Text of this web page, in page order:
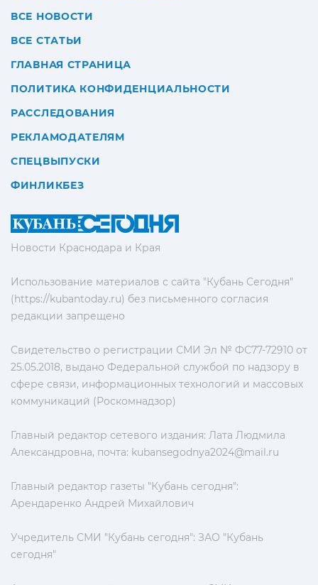
Новости Краснодара и Края
Использование материалов с сайта "Кубань Сегодня"
(https://kubantoday.ru) без письменного согласия
редакции запрещено
Свидетельство о регистрации СМИ Эл № ФС77-72910 от
25.05.2018, выдано Федеральной службой по надзору в
сфере связи, информационных технологий и массовых
коммуникаций (Роскомнадзор)
Главный редактор сетевого издания: Лата Людмила
Александровна, почта: kubansegodnya2024@mail.ru
Главный редактор газеты "Кубань сегодня":
Арендаренко Андрей Михайлович
Учредитель СМИ "Кубань сегодня": ЗАО "Кубань
сегодня"
ВСЕ НОВОСТИ
ВСЕ СТАТЬИ
ГЛАВНАЯ СТРАНИЦА
ПОЛИТИКА КОНФИДЕНЦИАЛЬНОСТИ
РАССЛЕДОВАНИЯ
РЕКЛАМОДАТЕЛЯМ
СПЕЦВЫПУСКИ
ФИНЛИКБЕЗ